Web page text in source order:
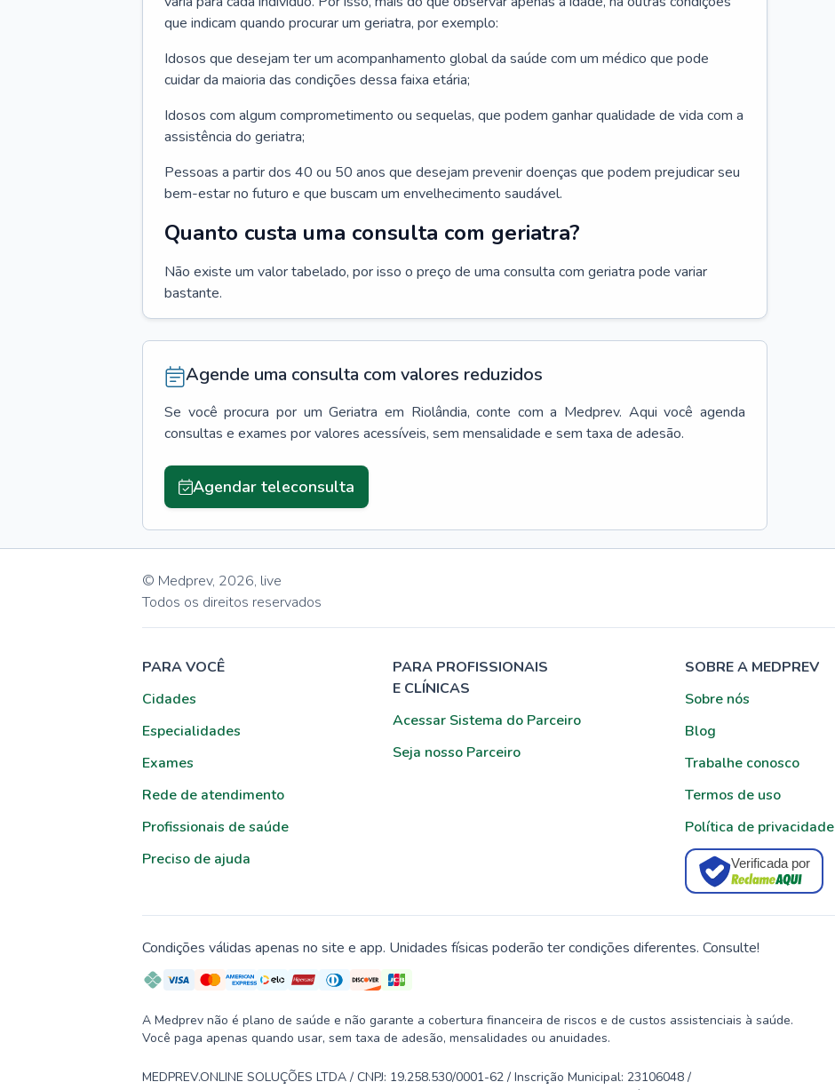
que indicam quando procurar um geriatra, por exemplo:
Idosos que desejam ter um acompanhamento global da saúde com um médico que pode
cuidar da maioria das condições dessa faixa etária;
Idosos com algum comprometimento ou sequelas, que podem ganhar qualidade de vida com a
assistência do geriatra;
Pessoas a partir dos 40 ou 50 anos que desejam prevenir doenças que podem prejudicar seu
bem-estar no futuro e que buscam um envelhecimento saudável.
Quanto custa uma consulta com geriatra?
Não existe um valor tabelado, por isso o preço de uma consulta com geriatra pode variar
bastante.
Agende uma consulta com valores reduzidos
Se você procura por um Geriatra em Riolândia, conte com a Medprev. Aqui você agenda
consultas e exames por valores acessíveis, sem mensalidade e sem taxa de adesão.
Agendar teleconsulta
© Medprev, 2026, live
Todos os direitos reservados
PARA VOCÊ
Cidades
Especialidades
Exames
Rede de atendimento
Profissionais de saúde
Preciso de ajuda
PARA PROFISSIONAIS
E CLÍNICAS
Acessar Sistema do Parceiro
Seja nosso Parceiro
SOBRE A MEDPREV
Sobre nós
Blog
Trabalhe conosco
Termos de uso
Política de privacidade
Verificada por
Condições válidas apenas no site e app. Unidades físicas poderão ter condições diferentes. Consulte!
A Medprev não é plano de saúde e não garante a cobertura financeira de riscos e de custos assistenciais à saúde.
Você paga apenas quando usar, sem taxa de adesão, mensalidades ou anuidades.
MEDPREV.ONLINE SOLUÇÕES LTDA / CNPJ: 19.258.530/0001-62 / Inscrição Municipal: 23106048 /